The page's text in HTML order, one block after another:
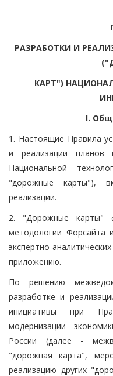
РАЗРАБОТКИ И
КАРТ")
I.
1. Настоящие Правила
и реализации планов
Национальной
"дорожные карты"),
реализации.
2. "Дорожные карты"
методологии Форсайта
экспертно-
приложению.
По решению
разработке и
инициативы при
модернизации
России (далее -
"дорожная карта",
реализацию других